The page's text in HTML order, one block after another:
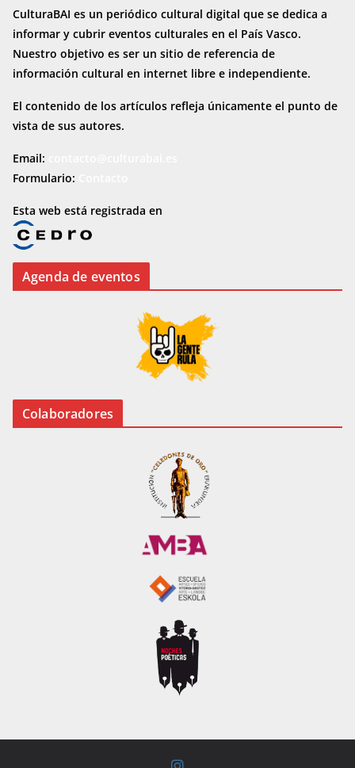
CulturaBAI es un periódico cultural digital que se dedica a
informar y cubrir eventos culturales en el País Vasco.
Nuestro objetivo es ser un sitio de referencia de
información cultural en internet libre e independiente.
El contenido de los artículos refleja únicamente el punto de
vista de sus autores.
Email:
Formulario:
Esta web está registrada en
Agenda de eventos
Colaboradores